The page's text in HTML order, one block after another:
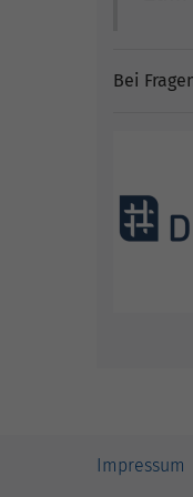
Bei
Impressum